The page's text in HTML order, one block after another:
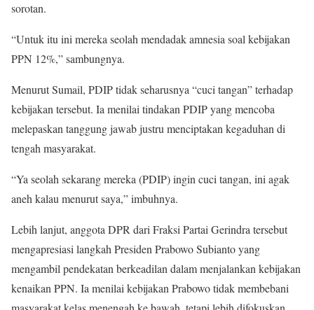
sorotan.
“Untuk itu ini mereka seolah mendadak amnesia soal kebijakan
PPN 12%,” sambungnya.
Menurut Sumail, PDIP tidak seharusnya “cuci tangan” terhadap
kebijakan tersebut. Ia menilai tindakan PDIP yang mencoba
melepaskan tanggung jawab justru menciptakan kegaduhan di
tengah masyarakat.
“Ya seolah sekarang mereka (PDIP) ingin cuci tangan, ini agak
aneh kalau menurut saya,” imbuhnya.
Lebih lanjut, anggota DPR dari Fraksi Partai Gerindra tersebut
mengapresiasi langkah Presiden Prabowo Subianto yang
mengambil pendekatan berkeadilan dalam menjalankan kebijakan
kenaikan PPN. Ia menilai kebijakan Prabowo tidak membebani